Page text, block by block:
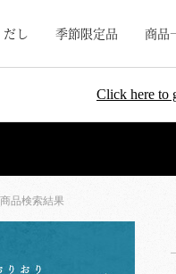
だし 季節限定品 商品
Click here to
品検索結果